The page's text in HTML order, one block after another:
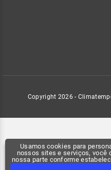
Usamos cookies para
nossos sites e serviços, você
nossa parte conforme
Copyright 2026 -